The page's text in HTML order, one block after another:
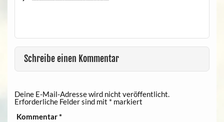
Schreibe einen Kommentar
Deine E-Mail-Adresse wird nicht veröffentlicht.
Erforderliche Felder sind mit * markiert
Kommentar*